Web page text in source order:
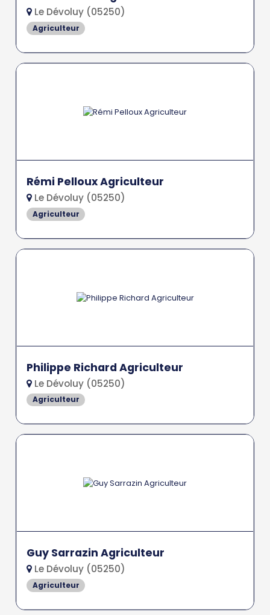
Le Dévoluy (05250)
Agriculteur
Rémi Pelloux Agriculteur
Le Dévoluy (05250)
Agriculteur
Philippe Richard Agriculteur
Le Dévoluy (05250)
Agriculteur
Guy Sarrazin Agriculteur
Le Dévoluy (05250)
Agriculteur